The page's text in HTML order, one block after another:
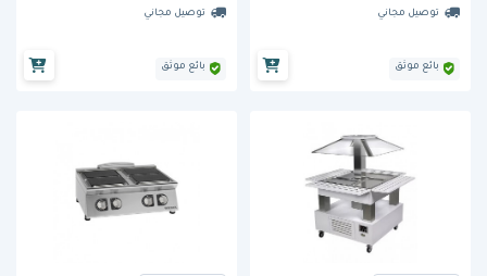
توصيل مجاني
بائع موثق
توصيل مجاني
بائع موثق